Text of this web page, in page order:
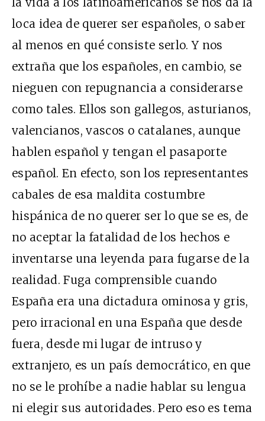
loca idea de querer ser españoles, o saber
al menos en qué consiste serlo. Y nos
extraña que los españoles, en cambio, se
nieguen con repugnancia a considerarse
como tales. Ellos son gallegos, asturianos,
valencianos, vascos o catalanes, aunque
hablen español y tengan el pasaporte
español. En efecto, son los representantes
cabales de esa maldita costumbre
hispánica de no querer ser lo que se es, de
no aceptar la fatalidad de los hechos e
inventarse una leyenda para fugarse de la
realidad. Fuga comprensible cuando
España era una dictadura ominosa y gris,
pero irracional en una España que desde
fuera, desde mi lugar de intruso y
extranjero, es un país democrático, en que
no se le prohíbe a nadie hablar su lengua
ni elegir sus autoridades. Pero eso es tema